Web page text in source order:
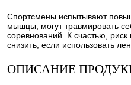
Спортсмены испытывают
мышцы, могут травмировать
соревнований. К счастью,
снизить, если использовать
ОПИСАНИЕ